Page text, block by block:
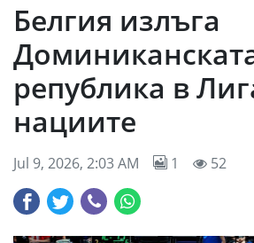
Белгия излъга
република в
нациите
Jul 9, 2026, 2:03 AM 1 52